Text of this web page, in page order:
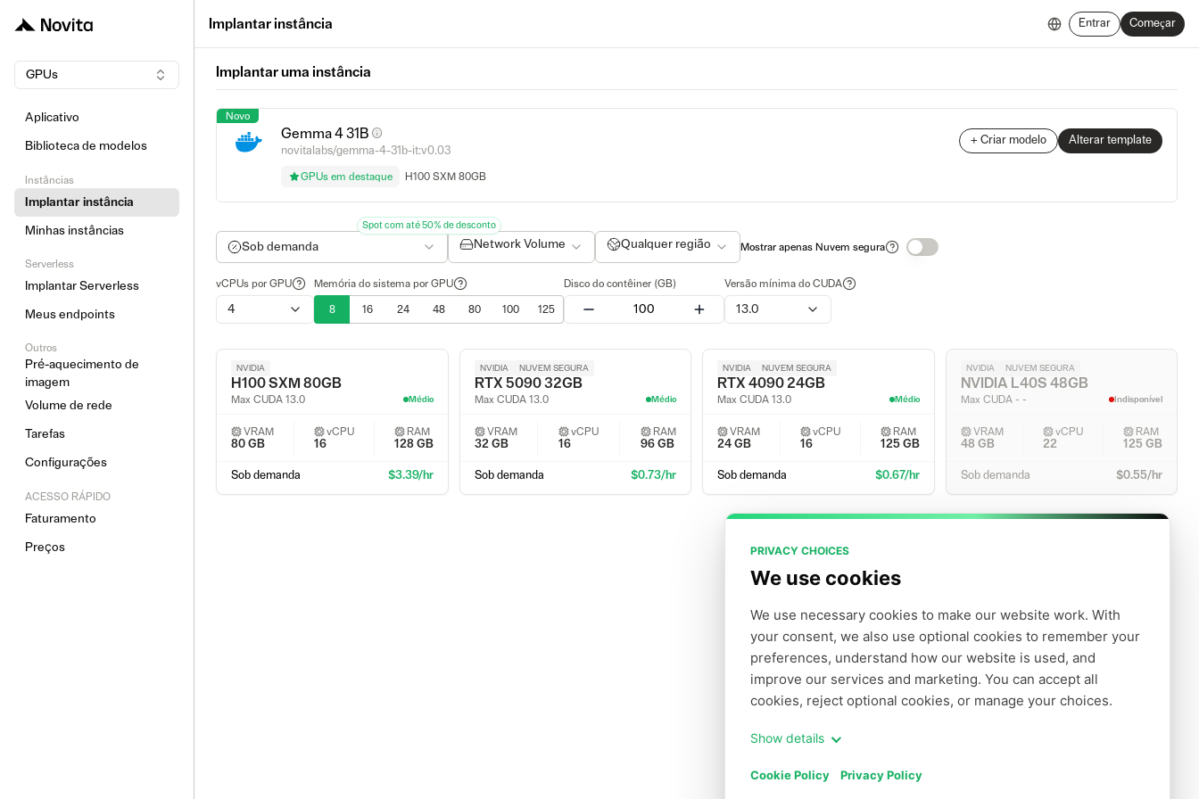
PRIVACY CHOICES
We use cookies
We use necessary cookies to make our website work. With
your consent, we also use optional cookies to remember your
preferences, understand how our website is used, and
improve our services and marketing. You can accept all
cookies, reject optional cookies, or manage your choices.
Show details
Cookie Policy Privacy Policy
GPUs
Aplicativo
Biblioteca de modelos
Instâncias
Implantar instância
Minhas instâncias
Serverless
Implantar Serverless
Meus endpoints
Outros
Pré-aquecimento de
imagem
Volume de rede
Tarefas
Configurações
ACESSO RÁPIDO
Faturamento
Preços
Implantar instância Entrar Começar
Implantar uma instância
Novo
Gemma 4 31B
novitalabs/gemma-4-31b-it:v0.03
+ Criar modelo Alterar template
GPUs em destaque H100 SXM 80GB
Spot com até 50% de desconto
Sob demanda Network Volume Qualquer região Mostrar apenas Nuvem segura
vCPUs por GPU
4
Memória do sistema por GPU
8 16 24 48 80 100 125
Disco do contêiner (GB) Versão mínima do CUDA
13.0
NVIDIA
H100 SXM 80GB
Max CUDA 13.0 Médio
VRAM
80 GB
vCPU
16
RAM
128GB
Sob demanda $3.39/hr
NVIDIA NUVEM SEGURA
RTX 5090 32GB
Max CUDA 13.0 Médio
VRAM
32 GB
vCPU
16
RAM
96 GB
Sob demanda $0.73/hr
NVIDIA NUVEM SEGURA
RTX 4090 24GB
Max CUDA 13.0 Médio
VRAM
24 GB
vCPU
16
RAM
125GB
Sob demanda $0.67/hr
NVIDIA NUVEM SEGURA
NVIDIA L40S 48GB
Max CUDA - - Indisponível
VRAM
48 GB
vCPU
22
RAM
125 GB
Sob demanda $0.55/hr